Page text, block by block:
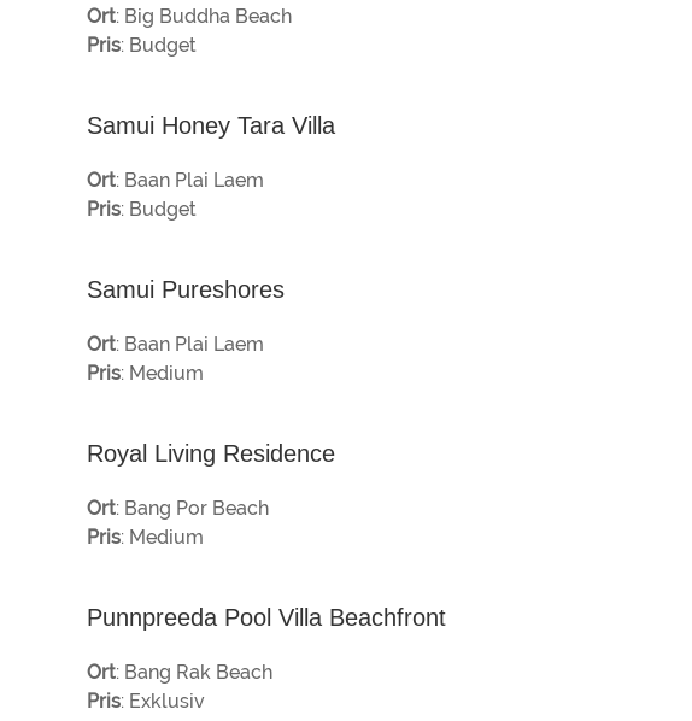
Ort: Big Buddha Beach
Pris: Budget
Samui Honey Tara Villa
Ort: Baan Plai Laem
Pris: Budget
Samui Pureshores
Ort: Baan Plai Laem
Pris: Medium
Royal Living Residence
Ort: Bang Por Beach
Pris: Medium
Punnpreeda Pool Villa Beachfront
Ort: Bang Rak Beach
Pris: Exklusiv